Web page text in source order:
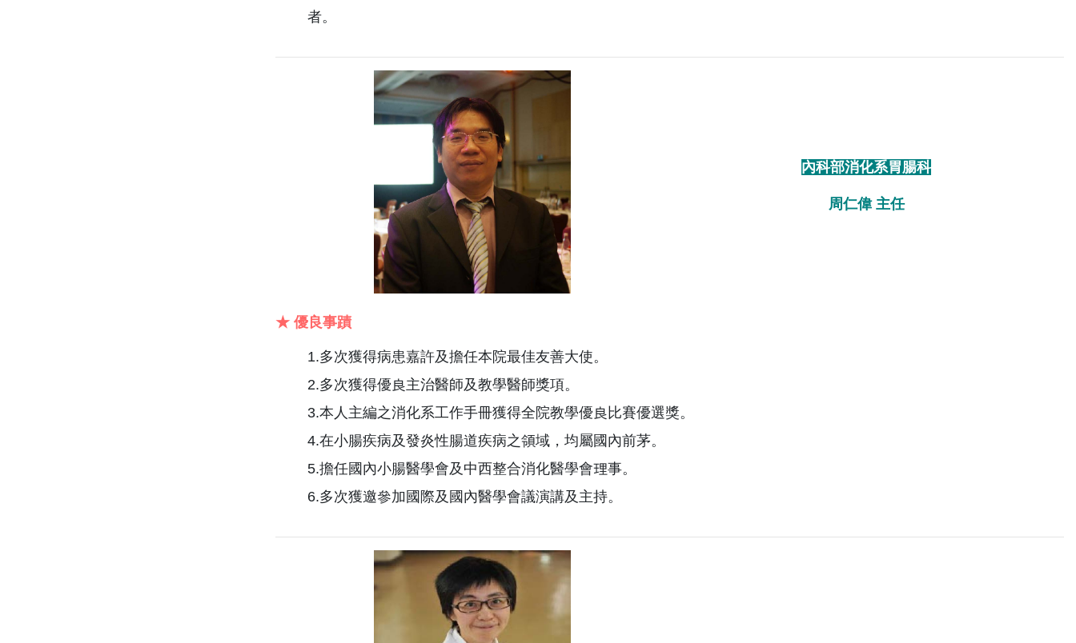
者。
內科部消化系胃腸科
周仁偉 主任
★ 優良事蹟
1.多次獲得病患嘉許及擔任本院最佳友善大使。
2.多次獲得優良主治醫師及教學醫師獎項。
3.本人主編之消化系工作手冊獲得全院教學優良比賽優選獎。
4.在小腸疾病及發炎性腸道疾病之領域，均屬國內前茅。
5.擔任國內小腸醫學會及中西整合消化醫學會理事。
6.多次獲邀參加國際及國內醫學會議演講及主持。